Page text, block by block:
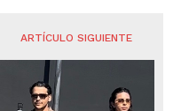
ARTÍCULO SIGUIENTE